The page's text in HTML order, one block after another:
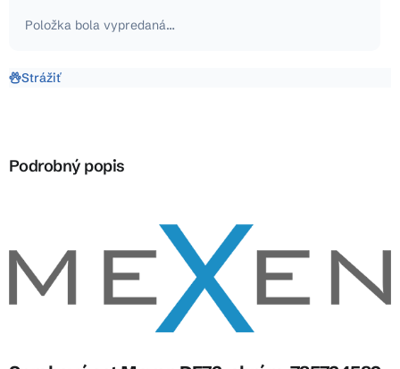
Položka bola vypredaná…
Strážiť
Podrobný popis